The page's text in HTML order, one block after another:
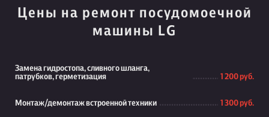
Цены на ремонт посудомоечной
машины LG
Замена гидростопа, сливного шланга,
патрубков, герметизация
1 200 руб.
Монтаж/демонтаж встроенной техники 1 300 руб.